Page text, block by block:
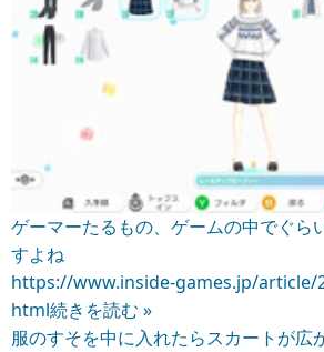
ゲーマーたるもの、ゲームの中でぐら
すよね
https://www.inside-games.jp/article/
html続きを読む »
服のすそを中に入れたらスカートが広